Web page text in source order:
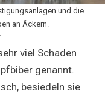
und die
an Äckern.
viel Schaden
genannt.
besiedeln sie